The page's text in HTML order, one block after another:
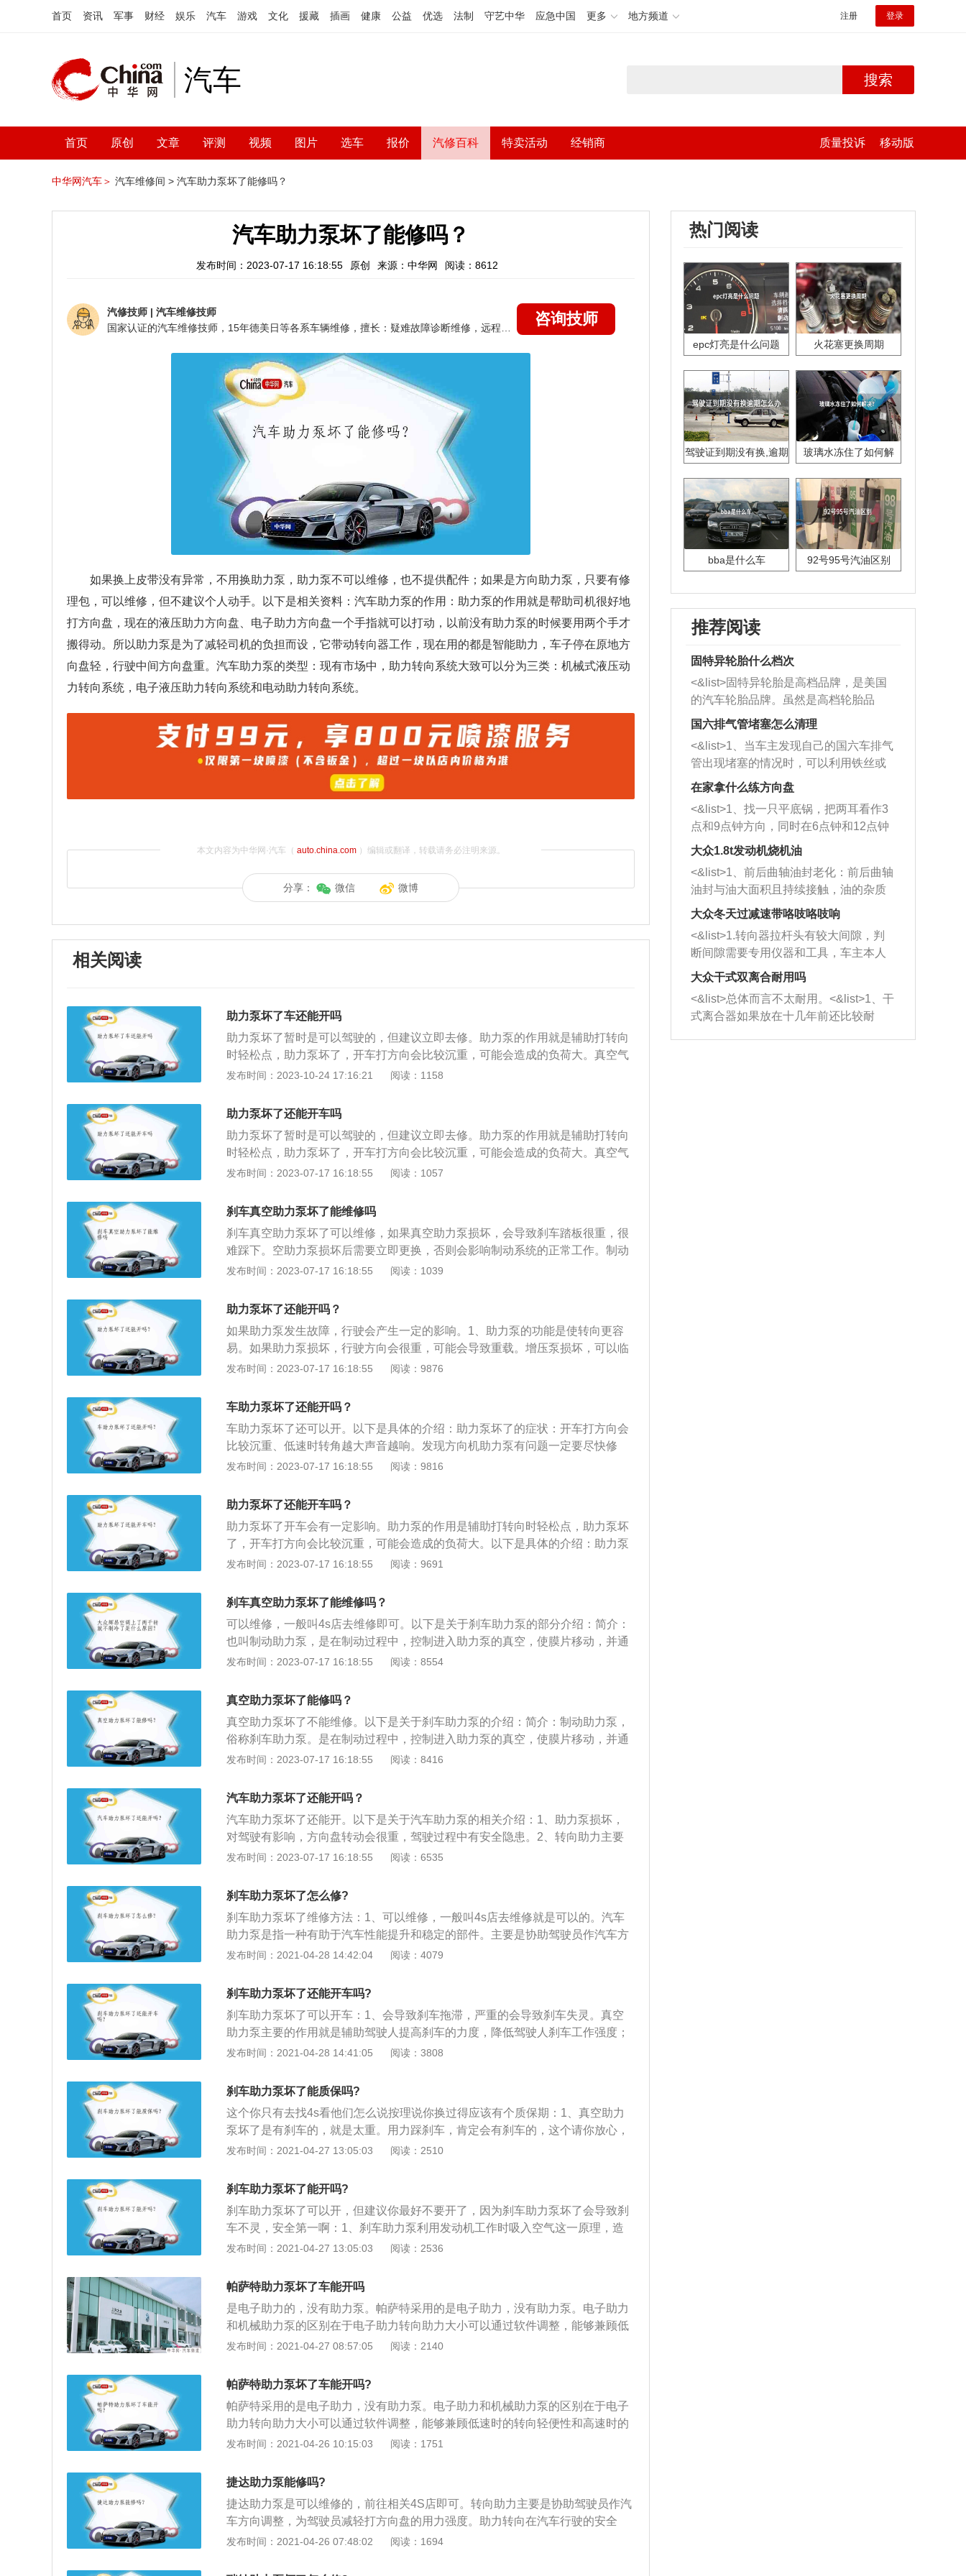
首页 资讯 军事 财经 娱乐 汽车 游戏 文化 援藏 插画 健康 公益 优选 法制 守艺中华 应急中国 更多 地方频道 注册 登录
汽车 搜索
首页 原创 文章 评测 视频 图片 选车 报价 汽修百科 特卖活动 经销商 质量投诉 移动版
中华网汽车＞ 汽车维修间 > 汽车助力泵坏了能修吗？
汽车助力泵坏了能修吗？
发布时间：2023-07-17 16:18:55 原创 来源：中华网 阅读：8612
汽修技师 | 汽车维修技师
咨询技师
如果换上皮带没有异常，不用换助力泵，助力泵不可以维修，也不提供配件；如果是方向助力泵，只要有修
理包，可以维修，但不建议个人动手。以下是相关资料：汽车助力泵的作用：助力泵的作用就是帮助司机很好地
打方向盘，现在的液压助力方向盘、电子助力方向盘一个手指就可以打动，以前没有助力泵的时候要用两个手才
搬得动。所以助力泵是为了减轻司机的负担而设，它带动转向器工作，现在用的都是智能助力，车子停在原地方
向盘轻，行驶中间方向盘重。汽车助力泵的类型：现有市场中，助力转向系统大致可以分为三类：机械式液压动
力转向系统，电子液压助力转向系统和电动助力转向系统。
本文内容为中华网·汽车（ auto.china.com）编辑或翻译，转载请务必注明来源。
分享： 微信 微博
相关阅读
助力泵坏了车还能开吗
助力泵坏了暂时是可以驾驶的，但建议立即去修。助力泵的作用就是辅助打转向
时轻松点，助力泵坏了，开车打方向会比较沉重，可能会造成的负荷大。真空气
增压泵的主要作用是辅助驾驶员提高制动强度，降低驾驶员的制动强度。增压泵
动距离会延长。助力泵主要分为转向助力泵和刹车助力泵，其中，转向助力泵作
为汽车转向的动力源，是转向系统的心脏部位。而刹车助力泵是一个直径较大的
真空腔体，内部有一个中部装有推杆的膜片（或活塞），将腔体隔成两部份，一
部份与大气相通，另一部份通过管道与发动机进气管相连。助力泵出问题主要会
造成转向沉和转向异响，低速时转角越大声音越响，一定要尽快修理，否则助力
发布时间：2023-10-24 17:16:21 阅读：1158
助力泵坏了还能开车吗
助力泵坏了暂时是可以驾驶的，但建议立即去修。助力泵的作用就是辅助打转向
时轻松点，助力泵坏了，开车打方向会比较沉重，可能会造成的负荷大。真空气
增压泵的主要作用是辅助驾驶员提高制动强度，降低驾驶员的制动强度。增压泵
动距离会延长。助力泵主要分为转向助力泵和刹车助力泵，其中，转向助力泵作
为汽车转向的动力源，是转向系统的心脏部位。而刹车助力泵是一个直径较大的
真空腔体，内部有一个中部装有推杆的膜片（或活塞），将腔体隔成两部份，一
部份与大气相通，另一部份通过管道与发动机进气管相连。助力泵出问题主要会
造成转向沉和转向异响，低速时转角越大声音越响，一定要尽快修理，否则助力
发布时间：2023-07-17 16:18:55 阅读：1057
刹车真空助力泵坏了能维修吗
刹车真空助力泵坏了可以维修，如果真空助力泵损坏，会导致刹车踏板很重，很
难踩下。空助力泵损坏后需要立即更换，否则会影响制动系统的正常工作。制动
系统是汽车中非常重要的系统，关系到汽车行驶的稳定性和安全性。制动系统的
两个需要定期更换的易损件。随着汽车行驶里程的增加，刹车片和刹车盘会不断
磨损。刹车片和刹车盘磨损到一定程度后，就需要更换了。驾驶员踩下制动踏板
后，制动总泵将推动制动分泵通过制动液。此时制动分泵可以推动刹车片夹紧刹
车盘，使汽车减速。制动缸就是我们通常所说的制动钳。制动钳中有许多活塞。
制动系统中的制动液需要定期更换，制动液是一种容易吸水的液体。如果制动液
时，需要立即更换。更换制动液时，请务必排空制动系统管路空中的空气。
发布时间：2023-07-17 16:18:55 阅读：1039
助力泵坏了还能开吗？
如果助力泵发生故障，行驶会产生一定的影响。1、助力泵的功能是使转向更容
易。如果助力泵损坏，行驶方向会很重，可能会导致重载。增压泵损坏，可以临
时驱动，但建议立即修复。2、助力泵主要分为转向助力泵和制动助力泵。转向
的真空腔。在中间有一个带有推杆的隔膜（或活塞），它将空腔分成两部分。一
部分与大气连接，另一部分通过管道与发动机进气管连接。3、助力泵的故障主
要会导致转向下沉和异常转向噪音。低速时角度越大，声音越大。务必尽快修
理，否则助力泵磨损的金属屑会损坏转向器，管路的清洁也很麻烦。不排除需要
更换。
发布时间：2023-07-17 16:18:55 阅读：9876
车助力泵坏了还能开吗？
车助力泵坏了还可以开。以下是具体的介绍：助力泵坏了的症状：开车打方向会
比较沉重、低速时转角越大声音越响。发现方向机助力泵有问题一定要尽快修
理，否则助力泵磨损的金属屑会损坏转向机，管路清洁也很麻烦，不排除需要更
作汽车方向调整。目前来说汽车都有助力泵，主要有方向助力泵和刹车真空助力
泵。助力泵的作用：方向机助力泵主要是协助驾驶员作汽车方向调整，为驾驶员
减轻打方向盘的用力强度，助力转向在汽车行驶的安全性、经济性上也有一定的
作用。
发布时间：2023-07-17 16:18:55 阅读：9816
助力泵坏了还能开车吗？
助力泵坏了开车会有一定影响。助力泵的作用是辅助打转向时轻松点，助力泵坏
了，开车打方向会比较沉重，可能会造成的负荷大。以下是具体的介绍：助力泵
坏了的症状：开车打方向会比较沉重、低速时转角越大声音越响。发现方向机助
也很麻烦，不排除需要更换。汽车助力泵是指一种有助于汽车性能提升和稳定的
部件，主要是协助驾驶员作汽车方向调整。目前来说汽车都有助力泵，主要有方
向助力泵和刹车真空助力泵。助力泵的作用：方向机助力泵主要是协助驾驶员作
汽车方向调整，为驾驶员减轻打方向盘的用力强度，助力转向在汽车行驶的安全
性、经济性上也有一定的作用。
发布时间：2023-07-17 16:18:55 阅读：9691
刹车真空助力泵坏了能维修吗？
可以维修，一般叫4s店去维修即可。以下是关于刹车助力泵的部分介绍：简介：
也叫制动助力泵，是在制动过程中，控制进入助力泵的真空，使膜片移动，并通
过联运装置利用膜片上的推杆协助人力去踩动和推动制动踏板，从而对驾驶员踩
可看到真空泵外连接处有漏油现象；刹车踏板回位慢或不回位；踩下制动踏板后
能听到明显的异响。
发布时间：2023-07-17 16:18:55 阅读：8554
真空助力泵坏了能修吗？
真空助力泵坏了不能维修。以下是关于刹车助力泵的介绍：简介：制动助力泵，
俗称刹车助力泵。是在制动过程中，控制进入助力泵的真空，使膜片移动，并通
过联运装置利用膜片上的推杆协助人力去踩动和推动制动踏板，从而对驾驶员踩
有一个中部装有推杆的膜片（或活塞），将腔体隔成两部份，一部份与大气相
通，另一部分通过管道与发动机进气管相连。
发布时间：2023-07-17 16:18:55 阅读：8416
汽车助力泵坏了还能开吗？
汽车助力泵坏了还能开。以下是关于汽车助力泵的相关介绍：1、助力泵损坏，
对驾驶有影响，方向盘转动会很重，驾驶过程中有安全隐患。2、转向助力主要
是协助驾驶员作汽车方向调整，为驾驶员减轻打方向盘的用力强度。3、助力转
理：1、汽车在转向时，转矩(转向)传感器会“感觉"到转向盘的力矩和拟转动的方
向。2、收到信号会通过数据总线发给电子控制单元，电控单元会根据传动力
矩、拟转的方向等数据信号。3、电控单元向电动机控制器发出动作指令，从而
电动机就会根据具体的需要输出相应大小的转动力矩从而产生了助力转向。
发布时间：2023-07-17 16:18:55 阅读：6535
刹车助力泵坏了怎么修?
刹车助力泵坏了维修方法：1、可以维修，一般叫4s店去维修就是可以的。汽车
助力泵是指一种有助于汽车性能提升和稳定的部件。主要是协助驾驶员作汽车方
向调整，目前来说汽车都有助力泵，主要有方向助力泵和刹车真空助力泵；2、
度。当然，助力转向在汽车行驶的安全性、经济性上也有一定的作用；3、不要
打死方向，打死方向时，马上回一点方向，油压非常大，经常这样容易憋漏管
子。最好不要原地打方向，请不要把过大的阻力交给助力泵，同时对轮胎磨损也
小。
发布时间：2021-04-28 14:42:04 阅读：4079
刹车助力泵坏了还能开车吗?
刹车助力泵坏了可以开车：1、会导致刹车拖滞，严重的会导致刹车失灵。真空
助力泵主要的作用就是辅助驾驶人提高刹车的力度，降低驾驶人刹车工作强度；
2、一旦助力泵损坏，失去助力，会明显感到刹车需要很大的力气，而且达不到
部有一个中部装有推杆的膜片或活塞，将腔体隔成两部份，一部份与大气相通，
另一部分通过管道与发动机进气管相连。所以，发动机熄火时，由于没有了进气
真空度，也就没有了助力，制动所需要的人力将会很大。
发布时间：2021-04-28 14:41:05 阅读：3808
刹车助力泵坏了能质保吗?
这个你只有去找4s看他们怎么说按理说你换过得应该有个质保期：1、真空助力
泵坏了是有刹车的，就是太重。用力踩刹车，肯定会有刹车的，这个请你放心，
就是踩刹车比较费劲；2、刹车助力泵是一个直径较大的真空腔体，内部有一个
通过管道与发动机进气管相连；3、所以，发动机熄火时，由于没有了进气真空
度，也就没有了助力，制动所需要的人力将会很大。
发布时间：2021-04-27 13:05:03 阅读：2510
刹车助力泵坏了能开吗?
刹车助力泵坏了可以开，但建议你最好不要开了，因为刹车助力泵坏了会导致刹
车不灵，安全第一啊：1、刹车助力泵利用发动机工作时吸入空气这一原理，造
成助力器的一侧真空，相对于另一侧正常空气压力产生压力差，利用这压力差来
产生很大的推力推动膜片向压力小的一端运动；2、在工作的状态下，推杆回位
弹簧使得制动踏板处于初始位置，此时，真空管与真空助力器连接位置的单向阀
处于打开的状态，在助力器内部，隔膜将其分为真空气室和应用气室，这两个气
室相互间可连通，在大多数时间里二者都与外界隔绝，通过有两个阀门装置可以
实现气室与大气相连；3、在发动机运转时，踩下制动踏板，在推杆的作用下，
动踏板产生喘气声的原因）便会造成腔内气压不平衡的状态，在负压的作用下，
膜片被拉向制动总泵一端，进而带动制动总泵的推杆，这便实现了将腿部力量进
一步放大的功能。
发布时间：2021-04-27 13:05:03 阅读：2536
帕萨特助力泵坏了车能开吗
是电子助力的，没有助力泵。帕萨特采用的是电子助力，没有助力泵。电子助力
和机械助力泵的区别在于电子助力转向助力大小可以通过软件调整，能够兼顾低
速时的转向轻便性和高速时的操纵稳定性，正性能好。可靠性强，不依赖电子系
震动都反映到方向盘上。电动助力工作原理： 1、eps的基本原理是：转矩传感器
与转向轴（小齿轮轴）连接在一起，当转向轴转动时，转矩传感器开始工作，把
输入轴和输出轴在扭杆作用下产生的相对转动角位移变成电信号传给ecu，ecu根
据车速传感器和转矩传感器的信号决定电动机的旋转方向和助力电流的大小，从
而完成实时控制助力转向； 2、电动助力转向系统是在传统机械转向系统的基础
主要由三大部分构成，信号传感装置（包括扭矩传感器、转角传感器和车速传感
器），转向助力机构（电机、离合器、减速传动机构）及电子控制装置；4、电
动机仅在需要助力时工作，驾驶员在操纵转向盘时，扭矩转角传感器根据输入扭
根据电压和车速的信号，给出指令控制电动机运转，从而产生所需要的转向助
发布时间：2021-04-27 08:57:05 阅读：2140
帕萨特助力泵坏了车能开吗?
帕萨特采用的是电子助力，没有助力泵。电子助力和机械助力泵的区别在于电子
助力转向助力大小可以通过软件调整，能够兼顾低速时的转向轻便性和高速时的
操纵稳定性，正性能好。可靠性强，不依赖电子系统，即便液压坏了也还是能正
助力工作原理：1、EPS的基本原理是：转矩传感器与转向轴（小齿轮轴）连接
在一起，当转向轴转动时，转矩传感器开始工作，把输入轴和输出轴在扭杆作用
下产生的相对转动角位移变成电信号传给ECU，ECU根据车速传感器和转矩传感
器的信号决定电动机的旋转方向和助力电流的大小，从而完成实时控制助力转
向；2、电动助力转向系统是在传统机械转向系统的基础上发展起来的。它利用
发布时间：2021-04-26 10:15:03 阅读：1751
捷达助力泵能修吗?
捷达助力泵是可以维修的，前往相关4S店即可。转向助力主要是协助驾驶员作汽
车方向调整，为驾驶员减轻打方向盘的用力强度。助力转向在汽车行驶的安全
性、经济性上也有一定的作用。助力泵异响的原因如下：1、助力泵出现漏油的
导致内部磨损，从而产生异响；3、助力泵安装不牢固，致使工作时导致异响的
发布时间：2021-04-26 07:48:02 阅读：1694
热门阅读
epc灯亮是什么问题 火花塞更换周期
驾驶证到期没有换,逾期
玻璃水冻住了如何解
bba是什么车 92号95号汽油区别
推荐阅读
固特异轮胎什么档次
<&list>固特异轮胎是高档品牌，是美国
的汽车轮胎品牌。虽然是高档轮胎品
牌，但是中高低端的轮胎都有生产，这
也是为了更好的开拓市场。
国六排气管堵塞怎么清理
<&list>1、当车主发现自己的国六车排气
管出现堵塞的情况时，可以利用铁丝或
者是细棍，直接将杂物给取出来，如果
堵塞情况比较严重，也可以采取应急措
施。 <&list>2、直接利用木棍将所有的
杂物推到排气管里面的位置处，然后将
三元催化器拆解开，就可以将堵塞的东
西取出来。但如果是因为积碳过多引起
的堵塞，就需要将三元催化器泡在草酸
洗剂对堵塞的情况得到解决，将清洗剂
放在燃油箱中，与燃油混合后，车辆启
动时，就可以和汽油一起进入到燃烧
室，最后形成废气排出，就可以让三元
催化器得到清洗，排气管堵塞的情况就
能够得到解决。
在家拿什么练方向盘
<&list>1、找一只平底锅，把两耳看作3
点和9点钟方向，同时在6点钟和12点钟
方向做一个标记。 <&list>2、双手握住
一圈半的练习，往右同样也要打相同的
圈数。 <&list>3、最后强调要反复练
习，这样就可以形成肌肉记忆，在真实
驾驶车辆时，不需要记忆也能打好方
向。
大众1.8t发动机烧机油
<&list>1、前后曲轴油封老化：前后曲轴
油封与油大面积且持续接触，油的杂质
和发动机内持续温度变化使其密封效果
逐渐减弱，导致渗油或漏油。<&list>2、
活塞间隙过大：积碳会使活塞环与缸体
的间隙扩大，导致机油流入燃烧室中，
造成烧机油。<&list>3、机油粘度。使用
机油粘度过小的话，同样会有烧机油现
象，机油粘度过小具有很好的流动性，
大众冬天过减速带咯吱咯吱响
<&list>1.转向器拉杆头有较大间隙，判
断间隙需要专用仪器和工具，车主本人
无法制作，需要将车辆送到修理厂或4s
店；<&list>2.车辆半轴套管防尘罩破
裂，破裂后会出现漏油现象，使半轴磨
损严重，磨损的半轴容易损坏，产生异
响；<&list>3.稳定器的转向胶套和球头
大众干式双离合耐用吗
<&list>总体而言不太耐用。<&list>1、干
式离合器如果放在十几年前还比较耐